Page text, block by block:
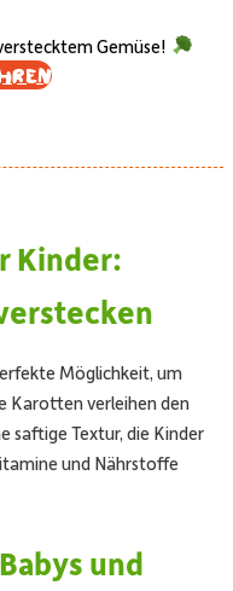
Gemüse!
Kinder:
Möglichkeit, um
Karotten verleihen den
saftige Textur, die Kinder
und Nährstoffe
und